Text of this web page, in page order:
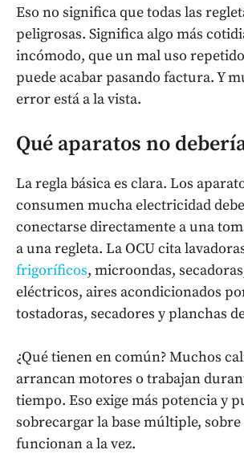
Eso no significa que todas las
peligrosas. Significa algo más
incómodo, que un mal uso
puede acabar pasando factura. Y
error está a la vista.
Qué aparatos no
La regla básica es clara. Los
consumen mucha electricidad
conectarse directamente a una
a una regleta. La OCU cita
frigoríficos, microondas,
eléctricos, aires acondicionados
tostadoras, secadores y planchas
¿Qué tienen en común? Muchos
arrancan motores o trabajan
tiempo. Eso exige más potencia y
sobrecargar la base múltiple,
funcionan a la vez.